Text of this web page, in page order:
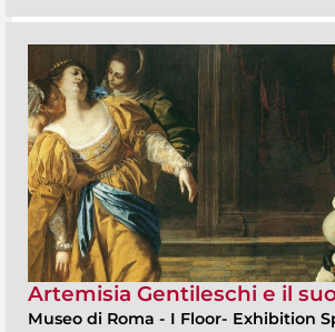
Artemisia Gentileschi e il
Museo di Roma - I Floor- Exhibition